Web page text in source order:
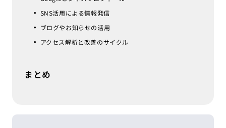
SNS活用による情報発信
ブログやお知らせの活用
アクセス解析と改善のサイクル
まとめ